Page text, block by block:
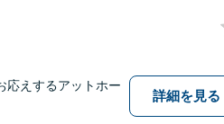
応えするアットホー
詳細を見る